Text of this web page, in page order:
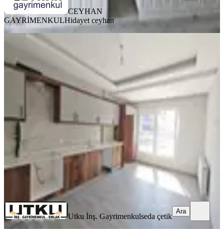
CEYHAN
GAYRİMENKULHidayet ceyhan
SİTE İÇİ
Seda Gayrimenkul’den Efendi
Mahallesi’nde Renk Yolu Üzeri
Kiralık Daire
Akhisar, Efendi Mahallesi
1. Kat·
21.500 ₺
Utku İnş. Gayrimenkul seda çetik
Utku İnş. Gayrimenkulseda çetik
Ara